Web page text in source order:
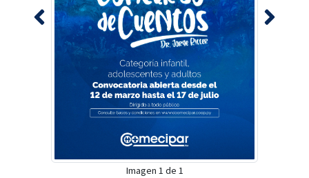
Imagen 1 de 1